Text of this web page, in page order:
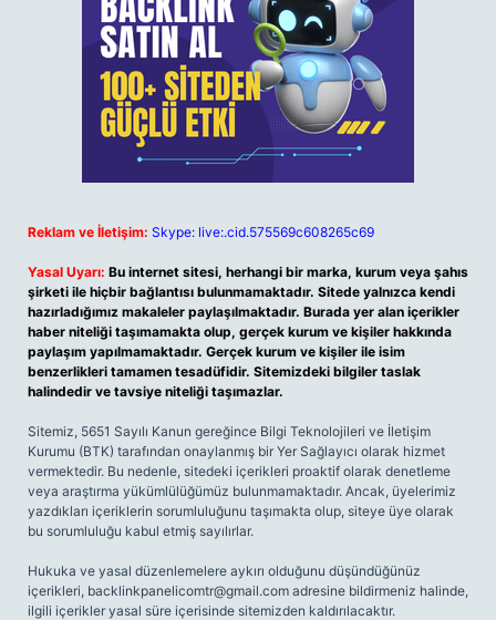
Reklam ve İletişim: Skype: live:.cid.575569c608265c69
Yasal Uyarı: Bu internet sitesi, herhangi bir marka, kurum veya şahıs
şirketi ile hiçbir bağlantısı bulunmamaktadır. Sitede yalnızca kendi
hazırladığımız makaleler paylaşılmaktadır. Burada yer alan içerikler
haber niteliği taşımamakta olup, gerçek kurum ve kişiler hakkında
paylaşım yapılmamaktadır. Gerçek kurum ve kişiler ile isim
benzerlikleri tamamen tesadüfidir. Sitemizdeki bilgiler taslak
halindedir ve tavsiye niteliği taşımazlar.
Sitemiz, 5651 Sayılı Kanun gereğince Bilgi Teknolojileri ve İletişim
Kurumu (BTK) tarafından onaylanmış bir Yer Sağlayıcı olarak hizmet
vermektedir. Bu nedenle, sitedeki içerikleri proaktif olarak denetleme
veya araştırma yükümlülüğümüz bulunmamaktadır. Ancak, üyelerimiz
yazdıkları içeriklerin sorumluluğunu taşımakta olup, siteye üye olarak
bu sorumluluğu kabul etmiş sayılırlar.
Hukuka ve yasal düzenlemelere aykırı olduğunu düşündüğünüz
içerikleri, backlinkpanelicomtr@gmail.com adresine bildirmeniz halinde,
ilgili içerikler yasal süre içerisinde sitemizden kaldırılacaktır.